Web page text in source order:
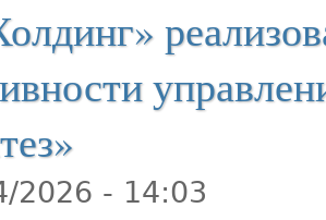
2026 - 14:03